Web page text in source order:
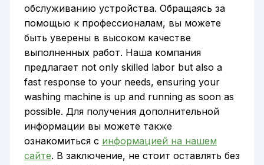
обслуживанию устройства. Обращаясь за
помощью к профессионалам, вы можете
быть уверены в высоком качестве
выполненных работ. Наша компания
предлагает not only skilled labor but also a
fast response to your needs, ensuring your
washing machine is up and running as soon as
possible. Для получения дополнительной
информации вы можете также
ознакомиться с информацией на нашем
сайте. В заключение, не стоит оставлять без